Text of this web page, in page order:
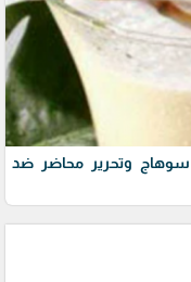
وتحرير محاضر ضد